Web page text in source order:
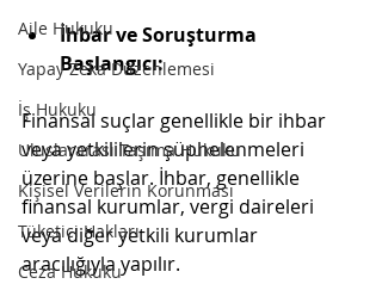
Aile Hukuku
Yapay Zeka Düzenlemesi
İş Hukuku
Uluslararası Taşıma Hukuku
Kişisel Verilerin Korunması
Tüketici Hakları
Ceza Hukuku
İhbar ve Soruşturma
Başlangıcı:
Finansal suçlar genellikle bir ihbar
veya yetkililerin şüphelenmeleri
üzerine başlar. İhbar, genellikle
finansal kurumlar, vergi daireleri
veya diğer yetkili kurumlar
aracılığıyla yapılır.